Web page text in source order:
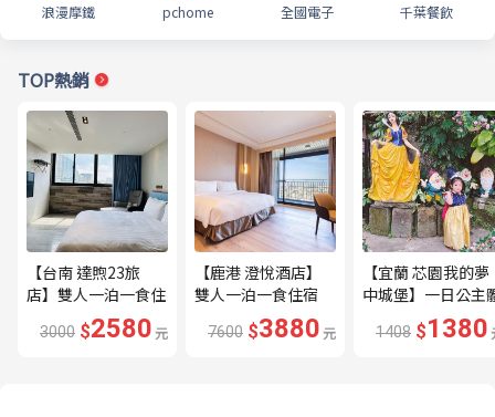
浪漫摩鐵 pchome 全國電子 千葉餐飲
TOP熱銷
【台南 達煦23旅
店】雙人一泊一食住
宿券---🔥近海安路
商圈🔥
3000 $2580元
【鹿港 澄悅酒店】
雙人一泊一食住宿
券---🔥平日限量升
等家庭房、贈兩小🔥
7600 $3880元
【宜蘭 芯園我的夢
中城堡】一日公主
驗券---🔥含歐式下
午茶及換裝🔥
1408 $1380